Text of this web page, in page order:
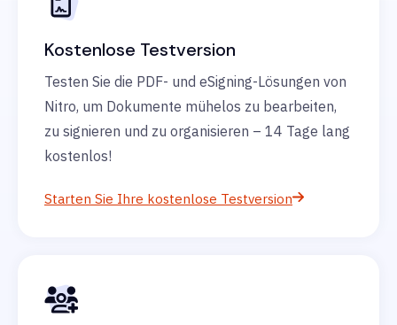
Kostenlose Testversion
Testen Sie die PDF- und eSigning-Lösungen von
Nitro, um Dokumente mühelos zu bearbeiten,
zu signieren und zu organisieren – 14 Tage lang
kostenlos!
Starten Sie Ihre kostenlose Testversion